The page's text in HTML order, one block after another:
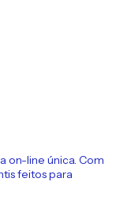
on-line única. Com
feitos para